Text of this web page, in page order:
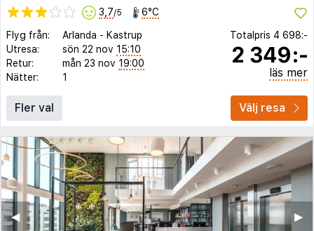
3,7/5 6°C
Flyg från: Arlanda - Kastrup
Utresa:
sön 22 nov 15:10
Retur:
mån 23 nov 19:00
Nätter:
1
Totalpris 4 698:-
2 349:-
läs mer
Fler val Välj resa
▶︎
◀︎